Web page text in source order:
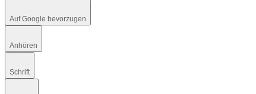
Auf Google bevorzugen
Anhören
Schrift